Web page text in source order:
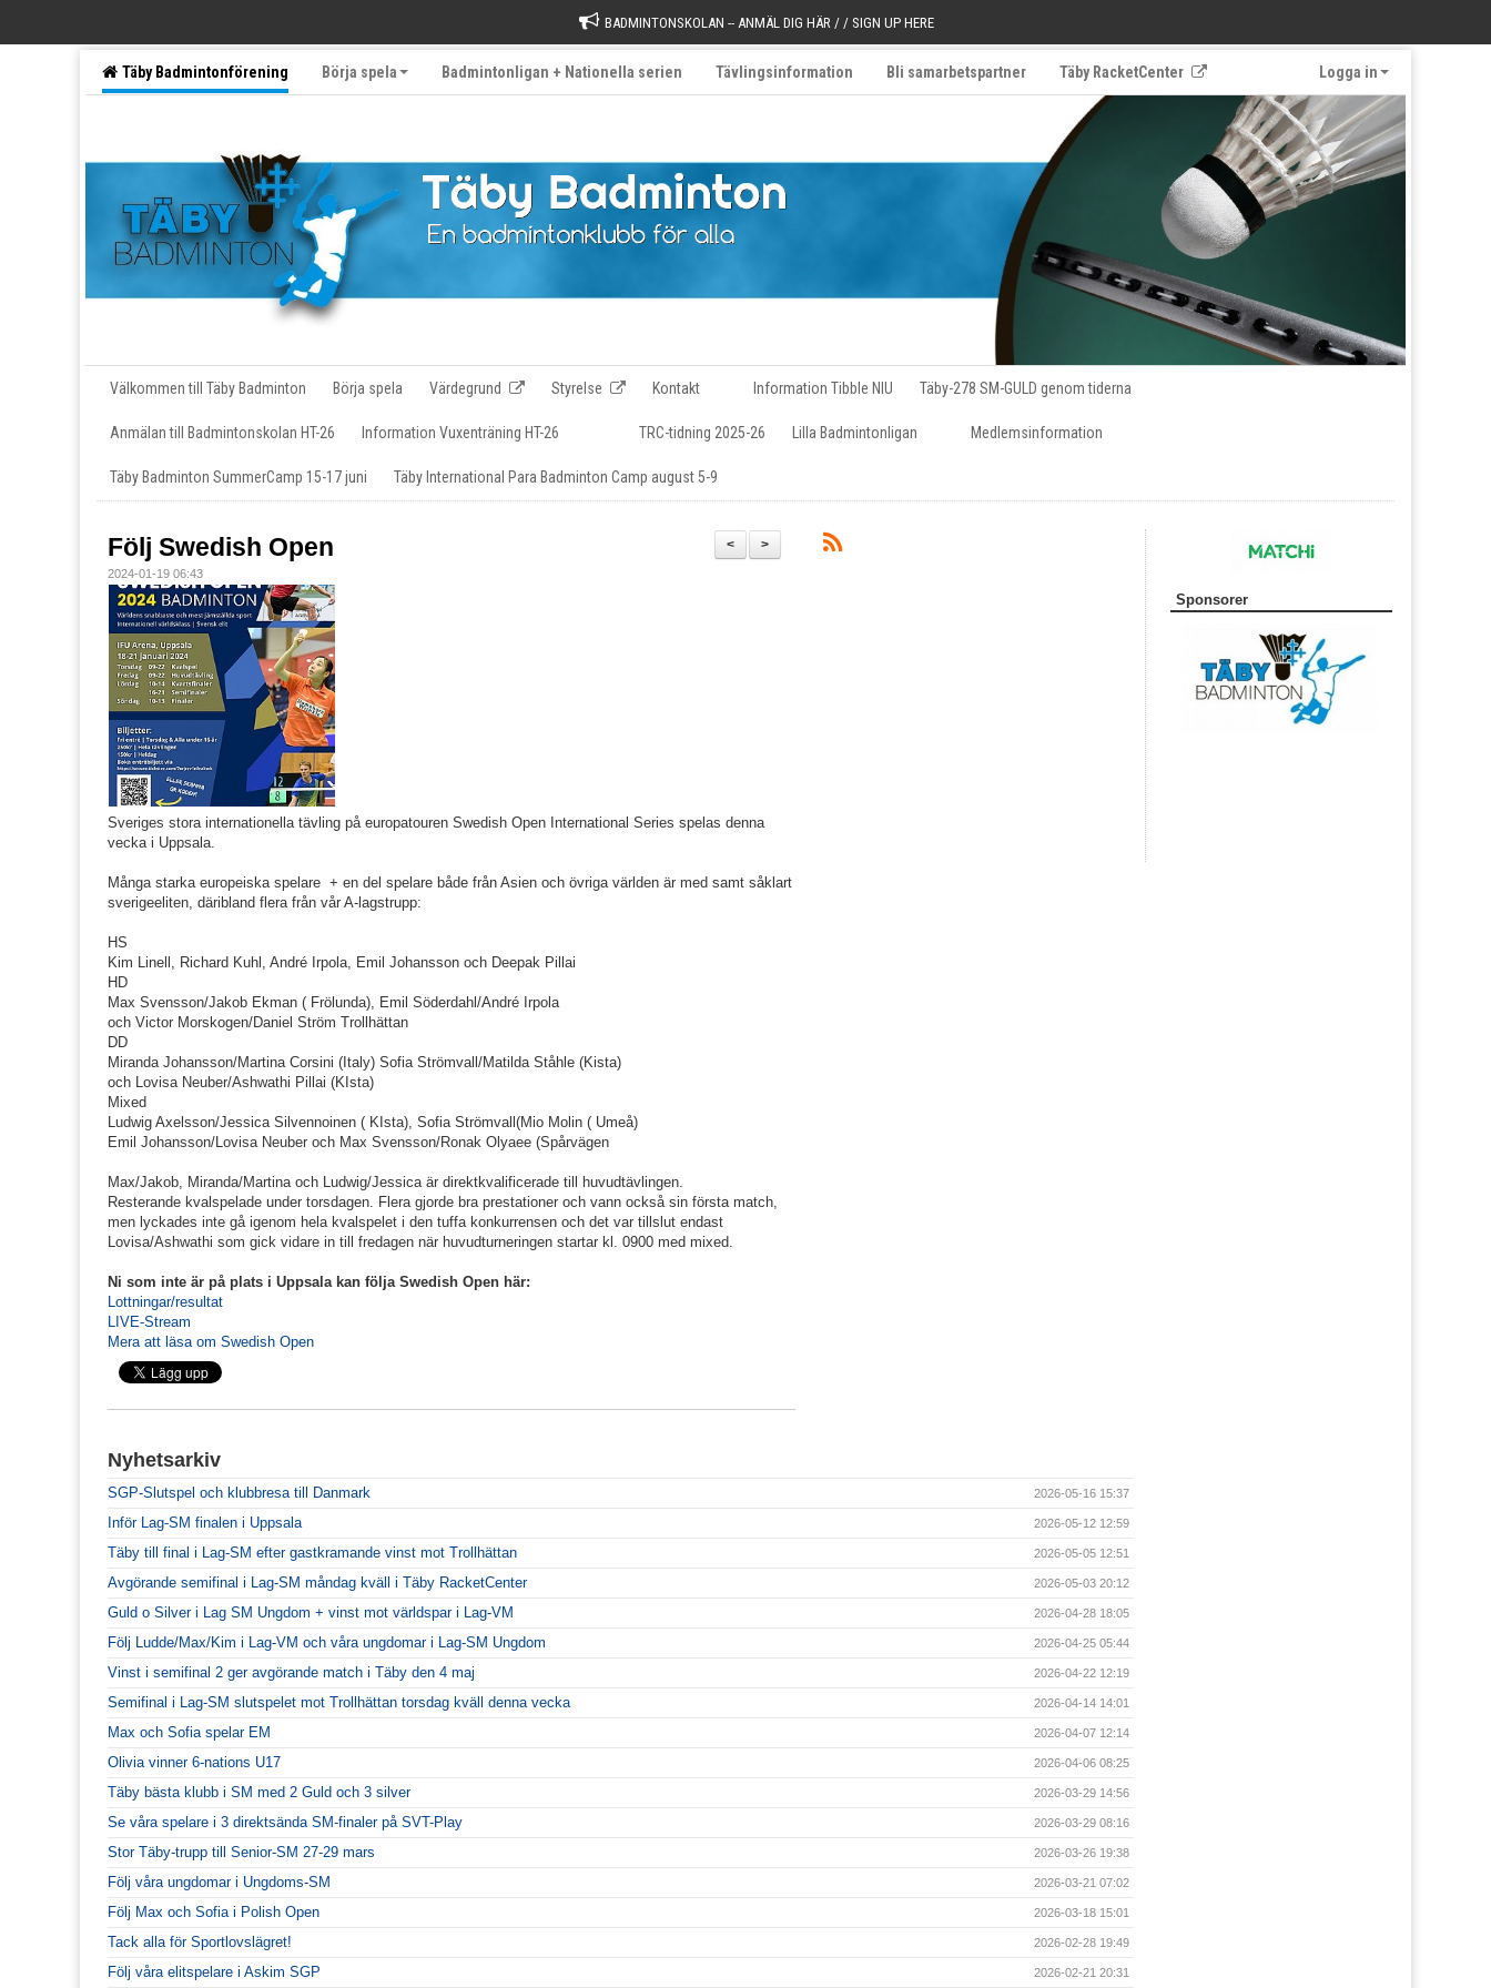
BADMINTONSKOLAN -- ANMÄL DIG HÄR / / SIGN UP HERE
Täby Badmintonförening Börja spela Badmintonligan + Nationella serien Tävlingsinformation Bli samarbetspartner Täby RacketCenter Logga in
Välkommen till Täby Badminton Börja spela Värdegrund Styrelse Kontakt Information Tibble NIU Täby-278 SM-GULD genom tiderna
Anmälan till Badmintonskolan HT-26 Information Vuxenträning HT-26 TRC-tidning 2025-26 Lilla Badmintonligan Medlemsinformation
Täby Badminton SummerCamp 15-17 juni Täby International Para Badminton Camp august 5-9
>
<
Följ Swedish Open
2024-01-19 06:43
Sveriges stora internationella tävling på europatouren Swedish Open International Series spelas denna
vecka i Uppsala.
Många starka europeiska spelare + en del spelare både från Asien och övriga världen är med samt såklart
sverigeeliten, däribland flera från vår A-lagstrupp:
HS
Kim Linell, Richard Kuhl, André Irpola, Emil Johansson och Deepak Pillai
HD
Max Svensson/Jakob Ekman ( Frölunda), Emil Söderdahl/André Irpola
och Victor Morskogen/Daniel Ström Trollhättan
DD
Miranda Johansson/Martina Corsini (Italy) Sofia Strömvall/Matilda Ståhle (Kista)
och Lovisa Neuber/Ashwathi Pillai (KIsta)
Mixed
Ludwig Axelsson/Jessica Silvennoinen ( KIsta), Sofia Strömvall(Mio Molin ( Umeå)
Emil Johansson/Lovisa Neuber och Max Svensson/Ronak Olyaee (Spårvägen
Max/Jakob, Miranda/Martina och Ludwig/Jessica är direktkvalificerade till huvudtävlingen.
Resterande kvalspelade under torsdagen. Flera gjorde bra prestationer och vann också sin första match,
men lyckades inte gå igenom hela kvalspelet i den tuffa konkurrensen och det var tillslut endast
Lovisa/Ashwathi som gick vidare in till fredagen när huvudturneringen startar kl. 0900 med mixed.
Ni som inte är på plats i Uppsala kan följa Swedish Open här:
Lottningar/resultat
LIVE-Stream
Mera att läsa om Swedish Open
Nyhetsarkiv
SGP-Slutspel och klubbresa till Danmark 2026-05-16 15:37
Inför Lag-SM finalen i Uppsala 2026-05-12 12:59
Täby till final i Lag-SM efter gastkramande vinst mot Trollhättan 2026-05-05 12:51
Avgörande semifinal i Lag-SM måndag kväll i Täby RacketCenter 2026-05-03 20:12
Guld o Silver i Lag SM Ungdom + vinst mot världspar i Lag-VM 2026-04-28 18:05
Följ Ludde/Max/Kim i Lag-VM och våra ungdomar i Lag-SM Ungdom 2026-04-25 05:44
Vinst i semifinal 2 ger avgörande match i Täby den 4 maj 2026-04-22 12:19
Semifinal i Lag-SM slutspelet mot Trollhättan torsdag kväll denna vecka 2026-04-14 14:01
Max och Sofia spelar EM 2026-04-07 12:14
Olivia vinner 6-nations U17 2026-04-06 08:25
Täby bästa klubb i SM med 2 Guld och 3 silver 2026-03-29 14:56
Se våra spelare i 3 direktsända SM-finaler på SVT-Play 2026-03-29 08:16
Stor Täby-trupp till Senior-SM 27-29 mars 2026-03-26 19:38
Följ våra ungdomar i Ungdoms-SM 2026-03-21 07:02
Följ Max och Sofia i Polish Open 2026-03-18 15:01
Tack alla för Sportlovslägret! 2026-02-28 19:49
Följ våra elitspelare i Askim SGP 2026-02-21 20:31
Sponsorer